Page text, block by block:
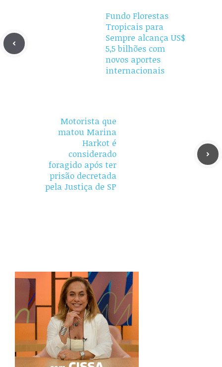
Fundo Florestas
Tropicais para
Sempre alcança US$
5,5 bilhões com
novos aportes
internacionais
Motorista que
matou Marina
Harkot é
considerado
foragido após ter
prisão decretada
pela Justiça de SP